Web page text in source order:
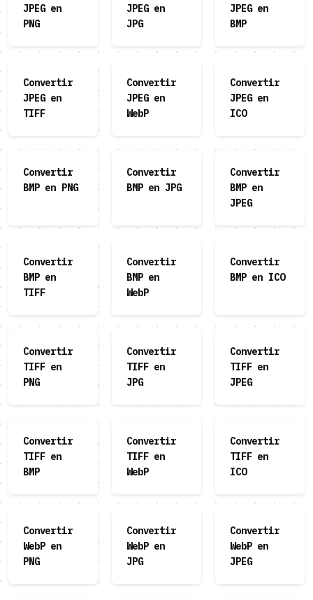
JPEG en
PNG
JPEG en
JPG
JPEG en
BMP
Convertir
JPEG en
TIFF
Convertir
JPEG en
WebP
Convertir
JPEG en
ICO
Convertir
BMP en PNG
Convertir
BMP en JPG
Convertir
BMP en
JPEG
Convertir
BMP en
TIFF
Convertir
BMP en
WebP
Convertir
BMP en ICO
Convertir
TIFF en
PNG
Convertir
TIFF en
JPG
Convertir
TIFF en
JPEG
Convertir
TIFF en
BMP
Convertir
TIFF en
WebP
Convertir
TIFF en
ICO
Convertir
WebP en
PNG
Convertir
WebP en
JPG
Convertir
WebP en
JPEG